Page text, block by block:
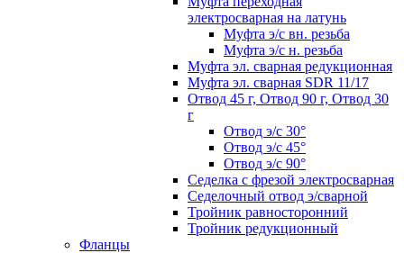
электросварная на латунь
Муфта э/с вн. резьба
Муфта э/с н. резьба
Муфта эл. cварная редукционная
Муфта эл. сварная SDR 11/17
Отвод 45 г, Отвод 90 г, Отвод 30
г
Отвод э/с 30°
Отвод э/с 45°
Отвод э/с 90°
Седелка с фрезой электросварная
Седелочный отвод э/сварной
Тройник равносторонний
Тройник редукционный
Фланцы